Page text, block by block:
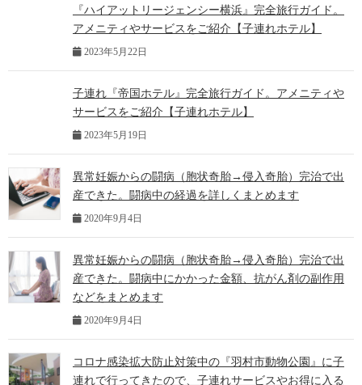
『ハイアットリージェンシー横浜』完全旅行ガイド。
アメニティやサービスをご紹介【子連れホテル】
2023年5月22日
子連れ『帝国ホテル』完全旅行ガイド。アメニティや
サービスをご紹介【子連れホテル】
2023年5月19日
異常妊娠からの闘病（胞状奇胎→侵入奇胎）完治で出
産できた。闘病中の経過を詳しくまとめます
2020年9月4日
異常妊娠からの闘病（胞状奇胎→侵入奇胎）完治で出
産できた。闘病中にかかった金額、抗がん剤の副作用
などをまとめます
2020年9月4日
コロナ感染拡大防止対策中の『羽村市動物公園』に子
連れで行ってきたので、子連れサービスやお得に入る